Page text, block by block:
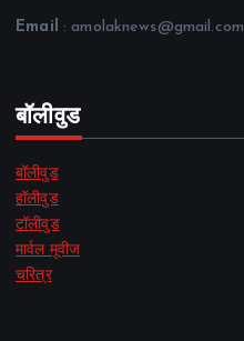
Email : amolaknews@gmail.com
बॉलीवुड
बॉलीवुड
हॉलीवुड
टॉलीवुड
मार्वल मूवीज
चरित्र